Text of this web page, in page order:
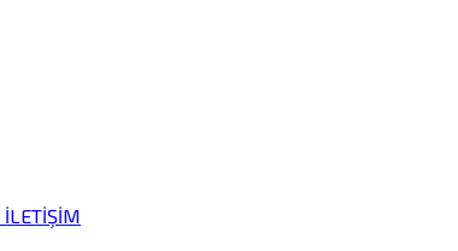
İLETİŞİM